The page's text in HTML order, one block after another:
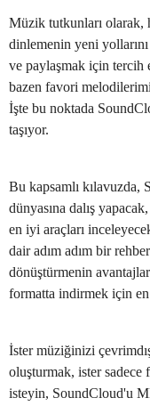
Müzik tutkunları olarak,
dinlemenin yeni
ve paylaşmak için tercih
bazen favori
İşte bu noktada
taşıyor.
Bu kapsamlı kılavuzda,
dünyasına dalış
en iyi araçları
dair adım adım bir
dönüştürmenin
formatta indirmek için
İster müziğinizi
oluşturmak, ister sadece
isteyin, SoundCloud'u